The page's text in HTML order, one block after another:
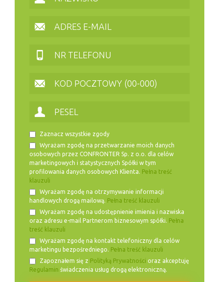
Zaznacz wszystkie zgody
Wyrażam zgodę na przetwarzanie moich danych
osobowych przez CONFRONTER Sp. z o.o. dla celów
marketingowych i statystycznych Spółki w tym
profilowania danych osobowych Klienta. Pełna treść
klauzuli
Wyrażam zgodę na otrzymywanie informacji
handlowych drogą mailową. Pełna treść klauzuli
Wyrażam zgodę na udostępnienie imienia i nazwiska
oraz adresu e-mail Partnerom biznesowym spółki. Pełna
treść klauzuli
Wyrażam zgodę na kontakt telefoniczny dla celów
marketingu bezpośredniego. Pełna treść klauzuli
Zapoznałem się z Polityką Prywatności oraz akceptuję
Regulamin świadczenia usług drogą elektroniczną.